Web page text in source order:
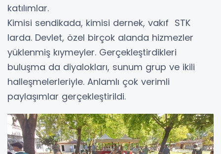
katılımlar.
Kimisi sendikada, kimisi dernek, vakıf STK
larda. Devlet, özel birçok alanda hizmezler
yüklenmiş kıymeyler. Gerçekleştirdikleri
buluşma da diyalokları, sunum grup ve ikili
halleşmelerleriyle. Anlamlı çok verimli
paylaşımlar gerçekleştirildi.